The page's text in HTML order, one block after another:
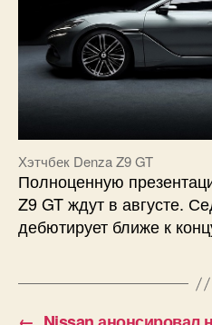
Хэтчбек Denza Z9 GT
Полноценную
Z9 GT ждут в августе.
дебютирует ближе к